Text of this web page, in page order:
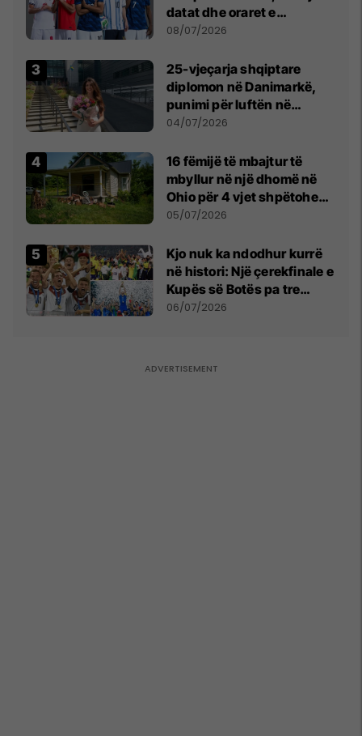
datat dhe oraret e
ndeshjeve
08/07/2026
25-vjeçarja shqiptare
diplomon në Danimarkë,
punimi për luftën në
Kosovë vlerësohet me
04/07/2026
16 fëmijë të mbajtur të
mbyllur në një dhomë në
Ohio për 4 vjet shpëtohen -
tani ata i pret një sfidë e
05/07/2026
Kjo nuk ka ndodhur kurrë
në histori: Një çerekfinale e
Kupës së Botës pa tre
vendet legjendare të
06/07/2026